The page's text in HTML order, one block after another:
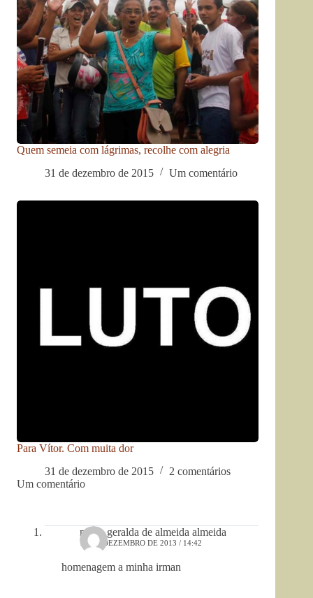
Quem semeia com lágrimas, recolhe com alegria
31 de dezembro de 2015
Um comentário
Para Vítor. Com muita dor
31 de dezembro de 2015
2 comentários
Um comentário
maria geralda de almeida almeida
18 DE DEZEMBRO DE 2013 / 14:42
homenagem a minha irman